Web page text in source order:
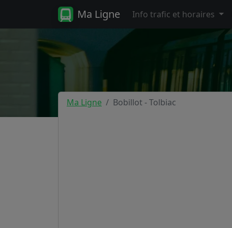
Ma Ligne Info trafic et horaires
Ma Ligne Bobillot - Tolbiac